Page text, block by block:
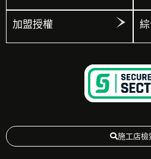
加盟授權
施工店檢